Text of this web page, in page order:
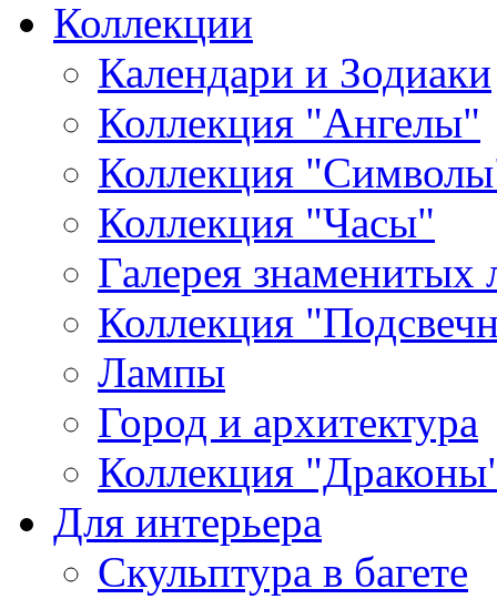
Коллекции
Календари и Зодиаки
Коллекция "Ангелы"
Коллекция
Коллекция "Часы"
Галерея знаменитых
Коллекция
Лампы
Город и архитектура
Коллекция
Для интерьера
Скульптура в багете